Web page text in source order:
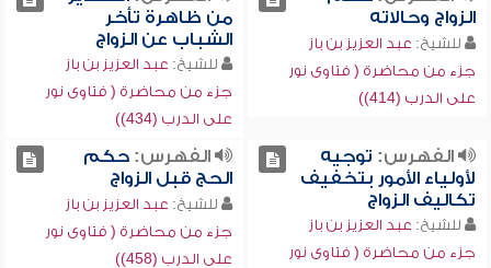
الزواج وحالاته
للشيخ: عبد العزيز بن باز
جزء من محاضرة ( فتاوى نور
على الدرب (414))
من ظاهرة تأخر
الشباب عن الزواج
للشيخ: عبد العزيز بن باز
جزء من محاضرة ( فتاوى نور
على الدرب (434))
الفهرس: توجيه
لأولياء الأمور بتخفيف
تكاليف الزواج
للشيخ: عبد العزيز بن باز
جزء من محاضرة ( فتاوى نور
الفهرس:حكم
الحج قبل الزواج
للشيخ: عبد العزيز بن باز
جزء من محاضرة ( فتاوى نور
على الدرب (458))